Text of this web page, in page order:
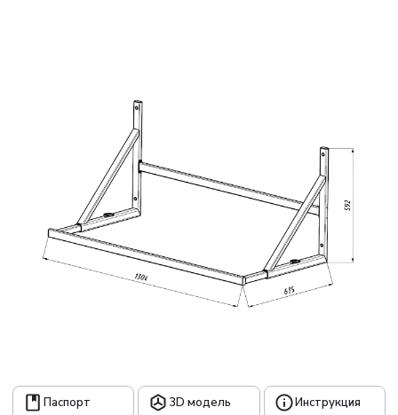
Паспорт 3D модель Инструкция